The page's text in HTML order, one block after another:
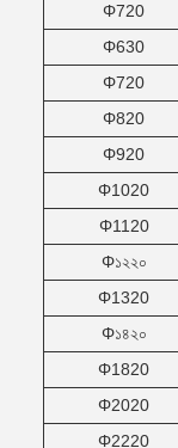
Φ720
Φ630
Φ720
Φ820
Φ920
Φ1020
Φ1120
Φ১২২০
Φ1320
Φ১৪২০
Φ1820
Φ2020
Φ2220